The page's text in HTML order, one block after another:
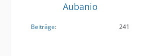
Aubanio
Beiträge 241